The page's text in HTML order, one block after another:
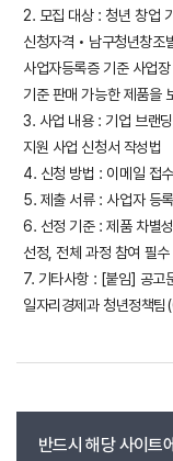
2. 모집 대상 : 청년 창업
신청자격 • 남구청년창조
사업자등록증 기준 사업
기준 판매 가능한 제품을
3. 사업 내용 : 기업 브랜
지원 사업 신청서 작성법
4. 신청 방법 : 이메일 접
5. 제출 서류 : 사업자 등
6. 선정 기준 : 제품 차별
선정, 전체 과정 참여 필
7. 기타사항 : [붙임] 공고
일자리경제과 청년정책
반드시 해당 사이트